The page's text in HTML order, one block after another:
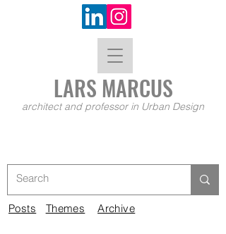
LARS MARCUS
architect and professor in Urban Design
Posts Themes Archive